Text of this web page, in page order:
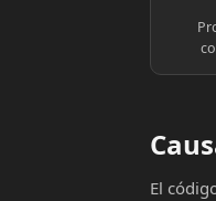
El